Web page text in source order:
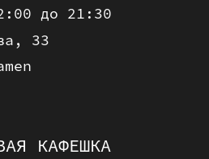
до 21:30
33
КАФЕШКА